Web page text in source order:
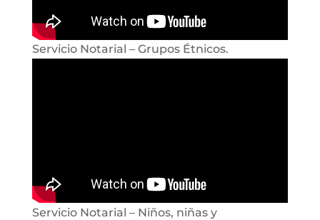
Servicio Notarial – Grupos Étnicos.
Servicio Notarial – Niños, niñas y